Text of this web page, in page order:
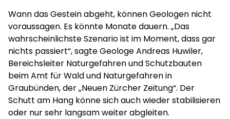
Wann das Gestein abgeht, können Geologen nicht
voraussagen. Es könnte Monate dauern. „Das
wahrscheinlichste Szenario ist im Moment, dass gar
nichts passiert“, sagte Geologe Andreas Huwiler,
Bereichsleiter Naturgefahren und Schutzbauten
beim Amt für Wald und Naturgefahren in
Graubünden, der „Neuen Zürcher Zeitung“. Der
Schutt am Hang könne sich auch wieder stabilisieren
oder nur sehr langsam weiter abgleiten.